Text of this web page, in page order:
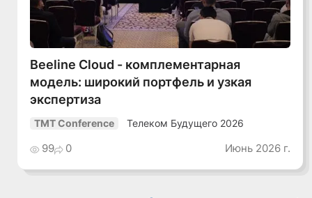
Beeline Cloud - комплементарная
модель: широкий портфель и узкая
экспертиза
TMT Conference Телеком Будущего 2026
99 0 Июнь 2026 г.